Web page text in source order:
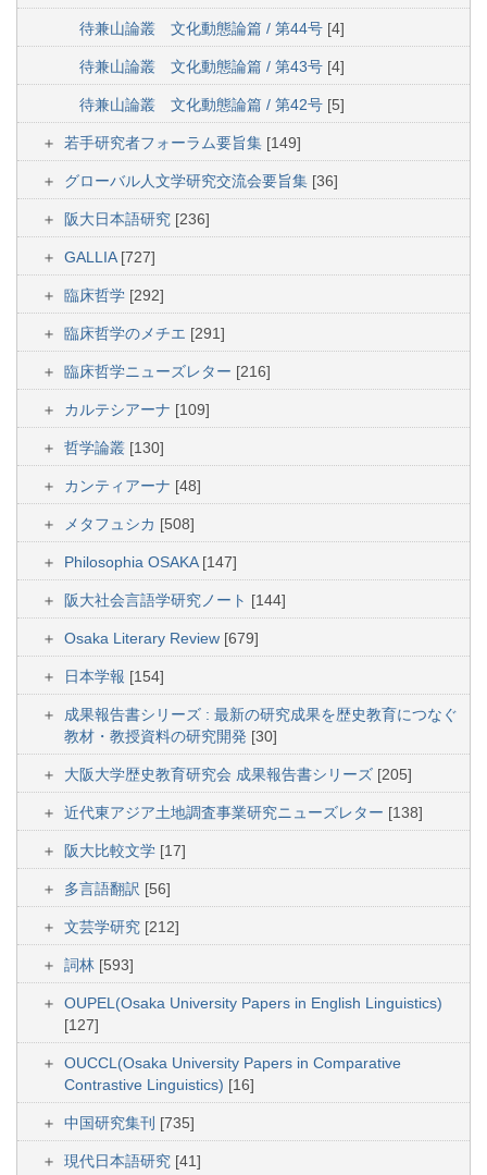
待兼山論叢 文化動態論篇 / 第44号 [4]
待兼山論叢 文化動態論篇 / 第43号 [4]
待兼山論叢 文化動態論篇 / 第42号 [5]
若手研究者フォーラム要旨集 [149]
グローバル人文学研究交流会要旨集 [36]
阪大日本語研究 [236]
GALLIA [727]
臨床哲学 [292]
臨床哲学のメチエ [291]
臨床哲学ニューズレター [216]
カルテシアーナ [109]
哲学論叢 [130]
カンティアーナ [48]
メタフュシカ [508]
Philosophia OSAKA [147]
阪大社会言語学研究ノート [144]
Osaka Literary Review [679]
日本学報 [154]
成果報告書シリーズ : 最新の研究成果を歴史教育につなぐ
教材・教授資料の研究開発 [30]
大阪大学歴史教育研究会 成果報告書シリーズ [205]
近代東アジア土地調査事業研究ニューズレター [138]
阪大比較文学 [17]
多言語翻訳 [56]
文芸学研究 [212]
詞林 [593]
OUPEL(Osaka University Papers in English Linguistics)
[127]
OUCCL(Osaka University Papers in Comparative
Contrastive Linguistics) [16]
中国研究集刊 [735]
現代日本語研究 [41]